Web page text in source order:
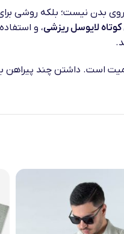
بدن نیست؛ بلکه روشی
لایوسل ریزشی، و
است. داشتن چند پیراهن